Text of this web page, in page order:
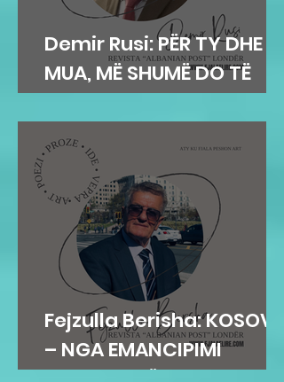
Demir Rusi: PËR TY DHE
MUA, MË SHUMË DO TË
DUA
Fejzulla Berisha: KOSOVA
– NGA EMANCIPIMI